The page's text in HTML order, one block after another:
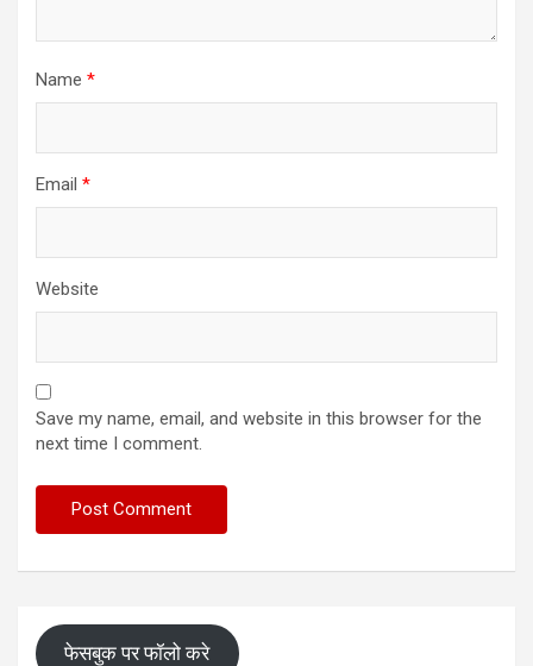
Name *
Email *
Website
Save my name, email, and website in this browser for the
next time I comment.
फेसबुक पर फॉलो करे